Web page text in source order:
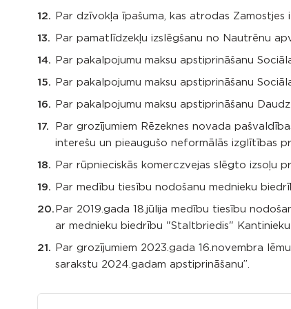
Par dzīvokļa īpašuma, kas atrodas
Par pamatlīdzekļu izslēgšanu no Nautrēnu
Par pakalpojumu maksu apstiprināšanu
Par pakalpojumu maksu apstiprināšanu
Par pakalpojumu maksu apstiprināšanu
Par grozījumiem Rēzeknes novada
interešu un pieaugušo neformālās izglītības
Par rūpnieciskās komerczvejas slēgto izsoļu
Par medību tiesību nodošanu mednieku
Par 2019.gada 18.jūlija medību tiesību
ar mednieku biedrību "Staltbriedis"
Par grozījumiem 2023.gada 16.novembra
sarakstu 2024.gadam apstiprināšanu”.